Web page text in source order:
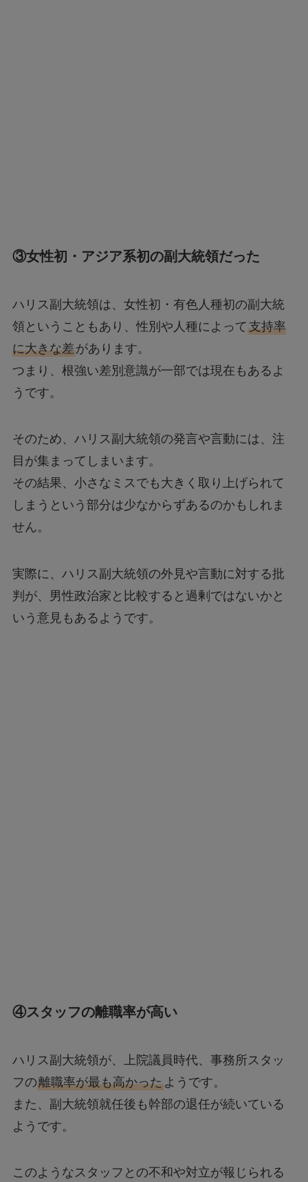
③女性初・アジア系初の副大統領だった
ハリス副大統領は、女性初・有色人種初の副大統
領ということもあり、性別や人種によって支持率
に大きな差があります。
つまり、根強い差別意識が一部では現在もあるよ
うです。
そのため、ハリス副大統領の発言や言動には、注
目が集まってしまいます。
その結果、小さなミスでも大きく取り上げられて
しまうという部分は少なからずあるのかもしれま
せん。
実際に、ハリス副大統領の外見や言動に対する批
判が、男性政治家と比較すると過剰ではないかと
いう意見もあるようです。
④スタッフの離職率が高い
ハリス副大統領が、上院議員時代、事務所スタッ
フの離職率が最も高かったようです。
また、副大統領就任後も幹部の退任が続いている
ようです。
このようなスタッフとの不和や対立が報じられる